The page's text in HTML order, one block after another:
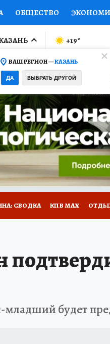
ОБЩЕСТВО
ПРОИСШЕСТВИЯ
МИР Я ЗНАЮ
СЕРИАЛЫ
КОЛЛЕКЦИИ
ВАШ РЕГИОН —КАЗАНЬ
ДА ВЫБРАТЬ ДРУГОЙ
+19°
СВОДКА КП В МАХ
будет